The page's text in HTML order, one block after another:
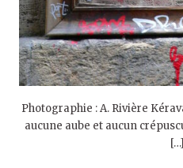
Photographie : A. Rivière
aucune aube et aucun
[…]